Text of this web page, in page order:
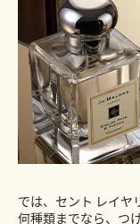
では、セント レイヤ
何種類までなら、つ